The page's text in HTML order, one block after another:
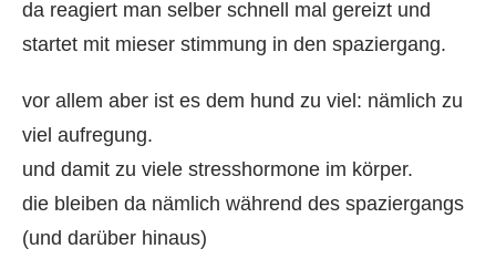
da reagiert man selber schnell mal gereizt und
startet mit mieser stimmung in den spaziergang.
vor allem aber ist es dem hund zu viel: nämlich zu
viel aufregung.
und damit zu viele stresshormone im körper.
die bleiben da nämlich während des spaziergangs
(und darüber hinaus)